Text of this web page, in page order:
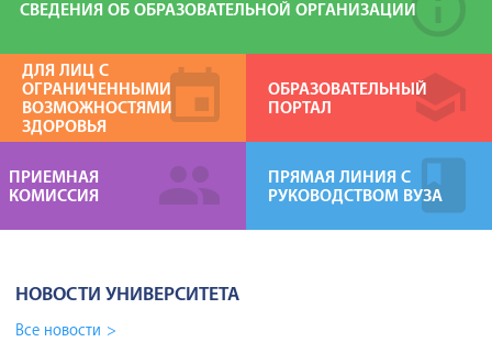
СВЕДЕНИЯ ОБ ОБРАЗОВАТЕЛЬНОЙ ОРГАНИЗАЦИИ
ДЛЯ ЛИЦ С
ОГРАНИЧЕННЫМИ
ВОЗМОЖНОСТЯМИ
ЗДОРОВЬЯ
ОБРАЗОВАТЕЛЬНЫЙ
ПОРТАЛ
ПРИЕМНАЯ
КОМИССИЯ
ПРЯМАЯ ЛИНИЯ С
РУКОВОДСТВОМ ВУЗА
НОВОСТИ УНИВЕРСИТЕТА
Все новости